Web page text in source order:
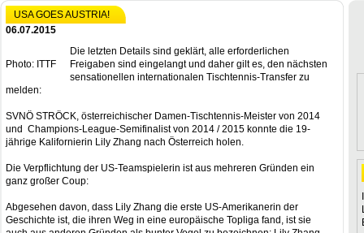
USA GOES AUSTRIA!
06.07.2015
Photo: ITTF
Die letzten Details sind geklärt, alle erforderlichen
Freigaben sind eingelangt und daher gilt es, den nächsten
sensationellen internationalen Tischtennis-Transfer zu
melden:
SVNÖ STRÖCK, österreichischer Damen-Tischtennis-Meister von 2014
und Champions-League-Semifinalist von 2014 / 2015 konnte die 19-
jährige Kalifornierin Lily Zhang nach Österreich holen.
Die Verpflichtung der US-Teamspielerin ist aus mehreren Gründen ein
ganz großer Coup:
Abgesehen davon, dass Lily Zhang die erste US-Amerikanerin der
Geschichte ist, die ihren Weg in eine europäische Topliga fand, ist sie